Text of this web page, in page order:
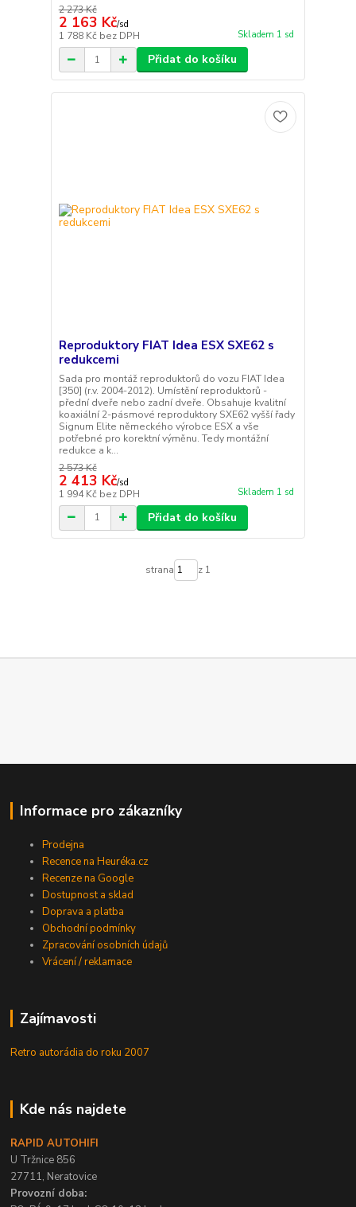
2 273 Kč
2 163 Kč/sd
1 788 Kč bez DPH Skladem 1 sd
Přidat do košíku
Reproduktory FIAT Idea ESX SXE62 s
redukcemi
Sada pro montáž reproduktorů do vozu FIAT Idea
[350] (r.v. 2004-2012). Umístění reproduktorů -
přední dveře nebo zadní dveře. Obsahuje kvalitní
koaxiální 2-pásmové reproduktory SXE62 vyšší řady
Signum Elite německého výrobce ESX a vše
potřebné pro korektní výměnu. Tedy montážní
redukce a k...
2 573 Kč
2 413 Kč/sd
1 994 Kč bez DPH Skladem 1 sd
Přidat do košíku
strana z 1
Informace pro zákazníky
Prodejna
Recence na Heuréka.cz
Recenze na Google
Dostupnost a sklad
Doprava a platba
Obchodní podmínky
Zpracování osobních údajů
Vrácení / reklamace
Zajímavosti
Retro autorádia do roku 2007
Kde nás najdete
RAPID AUTOHIFI
U Tržnice 856
27711, Neratovice
Provozní doba: